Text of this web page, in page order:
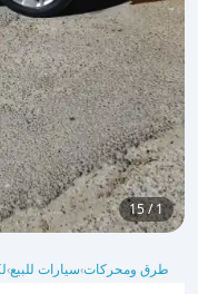
1 / 15
طرق ومحركات›سيارات للبيع›